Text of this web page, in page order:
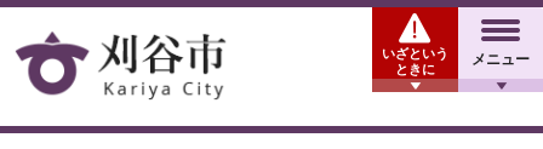
メニュー
いざという
ときに